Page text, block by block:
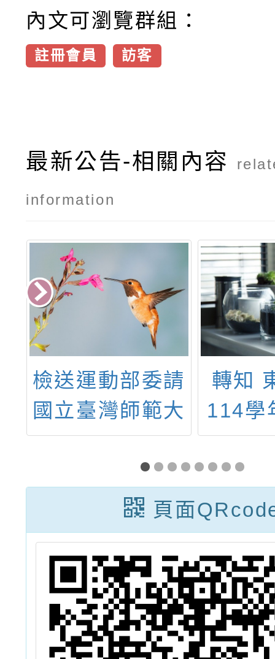
內文可瀏覽群組：
註冊會員 訪客
最新公告-相關內容
information
轉知 東泰高中
114學年度運動
績優生甄選訊
轉知
少年
(現代
營-國
國青
學營(
頁面